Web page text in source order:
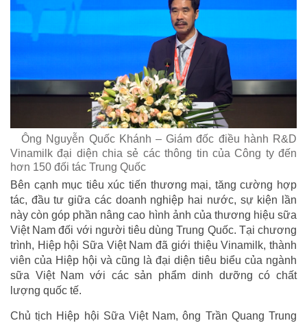
Ông Nguyễn Quốc Khánh – Giám đốc điều hành R&D
Vinamilk đại diện chia sẻ các thông tin của Công ty đến
hơn 150 đối tác Trung Quốc
Bên cạnh mục tiêu xúc tiến thương mại, tăng cường hợp
tác, đầu tư giữa các doanh nghiệp hai nước, sự kiện lần
này còn góp phần nâng cao hình ảnh của thương hiệu sữa
Việt Nam đối với người tiêu dùng Trung Quốc. Tại chương
trình, Hiệp hội Sữa Việt Nam đã giới thiệu Vinamilk, thành
viên của Hiệp hội và cũng là đại diện tiêu biểu của ngành
sữa Việt Nam với các sản phẩm dinh dưỡng có chất
lượng quốc tế.
Chủ tịch Hiệp hội Sữa Việt Nam, ông Trần Quang Trung